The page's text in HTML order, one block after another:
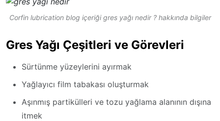
Corfin lubrication blog içeriği gres yağı nedir ? hakkında bilgiler
Gres Yağı Çeşitleri ve Görevleri
Sürtünme yüzeylerini ayırmak
Yağlayıcı film tabakası oluşturmak
Aşınmış partikülleri ve tozu yağlama alanının dışına
itmek